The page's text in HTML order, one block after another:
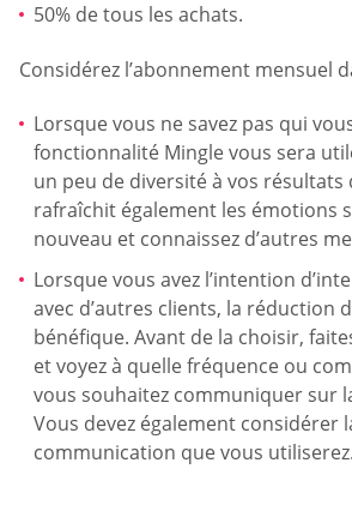
50% de tous les achats.
Considérez l’abonnement mensuel
Lorsque vous ne savez pas qui
fonctionnalité Mingle vous sera
un peu de diversité à vos résultats
rafraîchit également les émotions
nouveau et connaissez d’autres
Lorsque vous avez l’intention
avec d’autres clients, la réduction
bénéfique. Avant de la choisir,
et voyez à quelle fréquence ou
vous souhaitez communiquer sur
Vous devez également considérer
communication que vous utiliserez.